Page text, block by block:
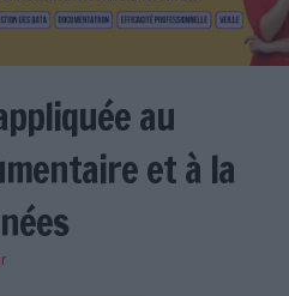
au
et à la